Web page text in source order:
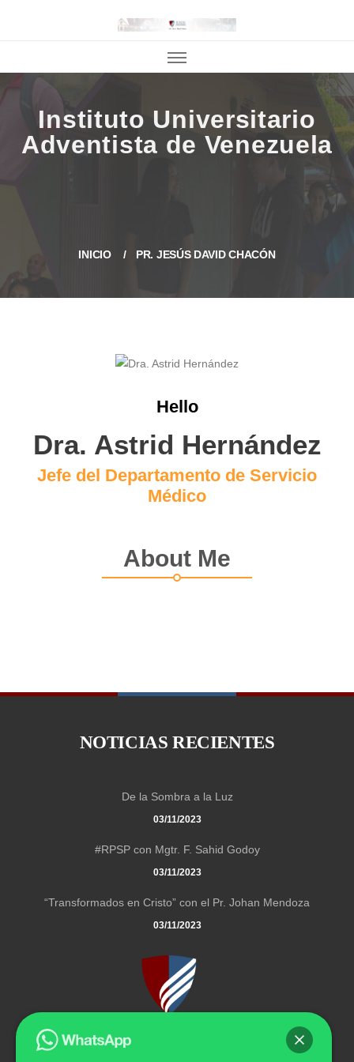
INICIO PR. JESÚS DAVID CHACÓN
Hello
Dra. Astrid Hernández
Jefe del Departamento de Servicio
Médico
About Me
NOTICIAS RECIENTES
De la Sombra a la Luz
03/11/2023
#RPSP con Mgtr. F. Sahid Godoy
03/11/2023
“Transformados en Cristo” con el Pr. Johan Mendoza
03/11/2023
El Instituto Universitario Adventista de Venezuela es una